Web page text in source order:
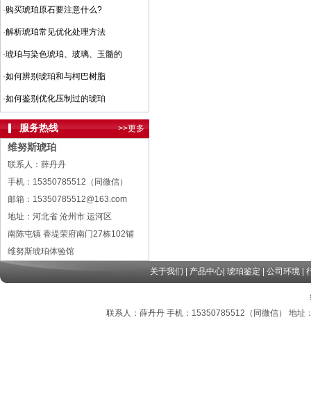
·购买琥珀原石要注意什么?
·解析琥珀常见优化处理方法
·琥珀与染色琥珀、玻璃、玉髓的
·如何辨别琥珀和与柯巴树脂
·如何鉴别优化压制过的琥珀
服务热线 >>更多
维努斯琥珀
联系人：薛丹丹
手机：15350785512（同微信）
邮箱：15350785512@163.com
地址：河北省 沧州市 运河区
南陈屯镇 香堤荣府南门27栋102铺
维努斯琥珀体验馆
关于我们 产品中心 琥珀鉴定 公司环境
联系人：薛丹丹 手机：15350785512（同微信） 地址